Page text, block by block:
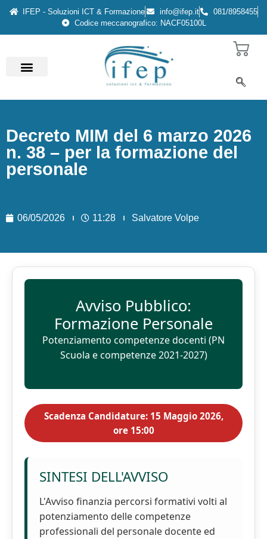
IFEP - Soluzioni ICT & Formazione info@ifep.it
081/8958455
Codice meccanografico: NACF05100L
Decreto MIM del 6 marzo 2026
n. 38 – per la formazione del
personale
06/05/2026 11:28 Salvatore Volpe
Avviso Pubblico:
Formazione Personale
Potenziamento competenze docenti (PN
Scuola e competenze 2021-2027)
Scadenza Candidature: 15 Maggio 2026,
ore 15:00
SINTESI DELL'AVVISO
L'Avviso finanzia percorsi formativi volti al
potenziamento delle competenze
professionali del personale docente ed